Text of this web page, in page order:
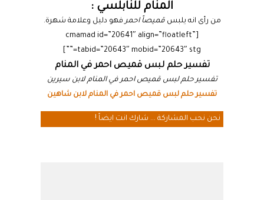
المنام للنابلسي :
من رأى انه يلبسقميصاً احمرفهو دليل وعلامة شهرة.
[cmamad id=”20641″ align=”floatleft”
tabid=”20643″ mobid=”20643″ stg=””]
تفسير حلم لبس قميص احمر في المنام
تفسير حلم لبس قميص احمر في المنام لابن سيرين
تفسير حلم لبس قميص احمر في المنام لابن شاهين
نحن نحب المشاركة ... شارك انت ايضاً !